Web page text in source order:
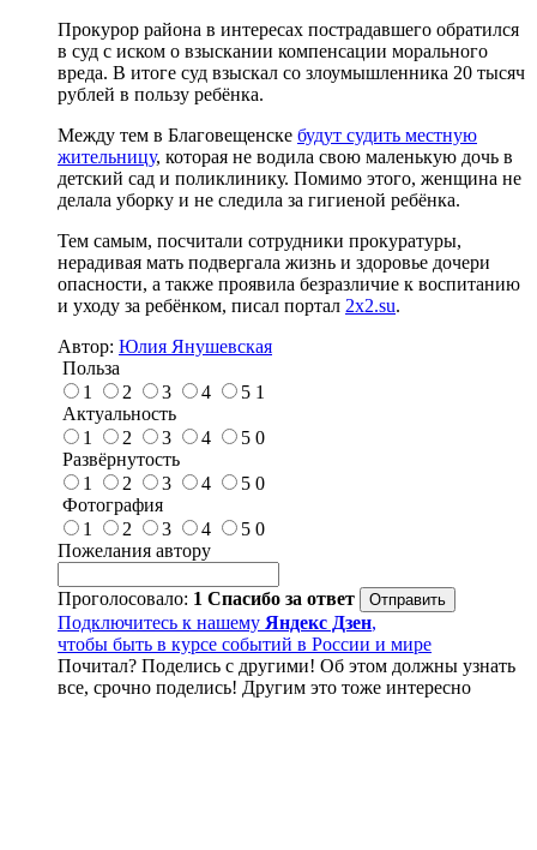
Прокурор района в интересах пострадавшего обратился
в суд с иском о взыскании компенсации морального
вреда. В итоге суд взыскал со злоумышленника 20 тысяч
рублей в пользу ребёнка.
Между тем в Благовещенске будут судить местную
жительницу, которая не водила свою маленькую дочь в
детский сад и поликлинику. Помимо этого, женщина не
делала уборку и не следила за гигиеной ребёнка.
Тем самым, посчитали сотрудники прокуратуры,
нерадивая мать подвергала жизнь и здоровье дочери
опасности, а также проявила безразличие к воспитанию
и уходу за ребёнком, писал портал 2x2.su.
Автор: Юлия Янушевская
Польза
1
2 3 4 5 1
Актуальность
1
2 3 4 5 0
Развёрнутость
1
2 3 4 5 0
Фотография
1
2 3 4 5 0
Пожелания автору
Проголосовало: 1 Спасибо за ответ
Подключитесь к нашему Яндекс Дзен,
чтобы быть в курсе событий в России и мире
Почитал? Поделись с другими! Об этом должны узнать
все, срочно поделись! Другим это тоже интересно